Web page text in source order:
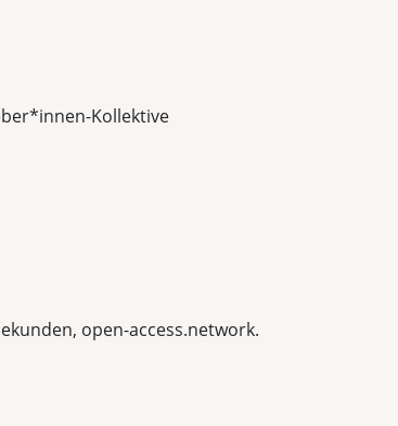
Kollektive
open-access.network.